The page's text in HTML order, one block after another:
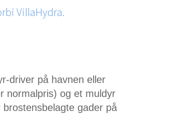
VillaHydra.
driver på havnen eller
normalpris) og et muldyr
gader på